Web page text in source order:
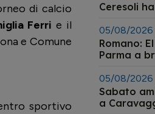
di calcio
Ferri e il
e Comune
sportivo
Ceresoli
05/08/2026
Romano:
Parma a
05/08/2026
Sabato
a